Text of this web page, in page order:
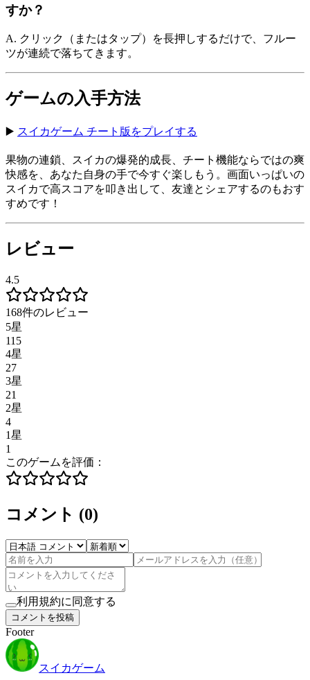
すか？
A. クリック（またはタップ）を長押しするだけで、フルー
ツが連続で落ちてきます。
ゲームの入手方法
▶️ スイカゲーム チート版をプレイする
果物の連鎖、スイカの爆発的成長、チート機能ならではの爽
快感を、あなた自身の手で今すぐ楽しもう。画面いっぱいの
スイカで高スコアを叩き出して、友達とシェアするのもおす
すめです！
レビュー
4.5
168件のレビュー
5星
115
4星
27
3星
21
2星
4
1星
1
このゲームを評価：
コメント (0)
利用規約に同意する
コメントを投稿
Footer
スイカゲーム